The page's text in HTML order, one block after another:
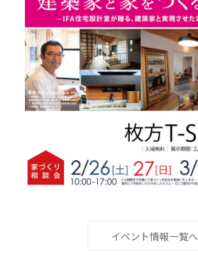
イベント情報一覧へ